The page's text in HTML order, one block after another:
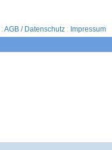
:AGB / Datenschutz : Impressum